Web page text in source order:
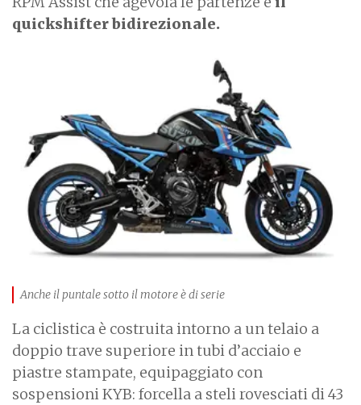
quickshifter bidirezionale.
Anche il puntale sotto il motore è di serie
La ciclistica è costruita intorno a un telaio a
doppio trave superiore in tubi d’acciaio e
piastre stampate, equipaggiato con
sospensioni KYB: forcella a steli rovesciati di 43